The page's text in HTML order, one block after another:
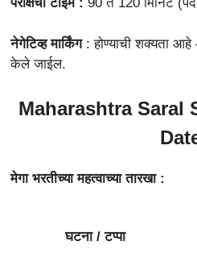
नेगेटिव्ह मार्किंग: होण्याची शक्यता आहे
केले जाईल.
Maharashtra Saral
मेगा भरतीच्या महत्वाच्या तारखा :
घटना / टप्पा